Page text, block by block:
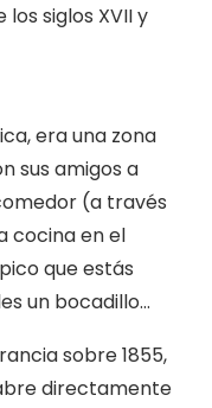
siglos XVII y
era una zona
sus amigos a
(a través
cocina en el
que estás
un bocadillo…
sobre 1855,
directamente